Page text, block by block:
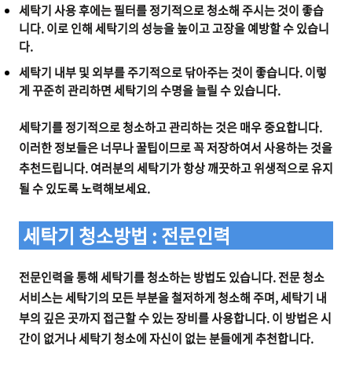
세탁기 사용 후에는 필터를 정기적으로 청소해 주시는 것이 좋습
니다. 이로 인해 세탁기의 성능을 높이고 고장을 예방할 수 있습니
다.
세탁기 내부 및 외부를 주기적으로 닦아주는 것이 좋습니다. 이렇
게 꾸준히 관리하면 세탁기의 수명을 늘릴 수 있습니다.
세탁기를 정기적으로 청소하고 관리하는 것은 매우 중요합니다.
이러한 정보들은 너무나 꿀팁이므로 꼭 저장하여서 사용하는 것을
추천드립니다. 여러분의 세탁기가 항상 깨끗하고 위생적으로 유지
될 수 있도록 노력해보세요.
세탁기 청소방법 : 전문인력
전문인력을 통해 세탁기를 청소하는 방법도 있습니다. 전문 청소
서비스는 세탁기의 모든 부분을 철저하게 청소해 주며, 세탁기 내
부의 깊은 곳까지 접근할 수 있는 장비를 사용합니다. 이 방법은 시
간이 없거나 세탁기 청소에 자신이 없는 분들에게 추천합니다.